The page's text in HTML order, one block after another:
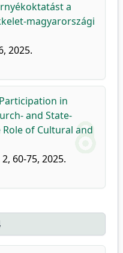
a
magyarországi
2025.
Participation in
and State-
of Cultural and
2, 60-75, 2025.